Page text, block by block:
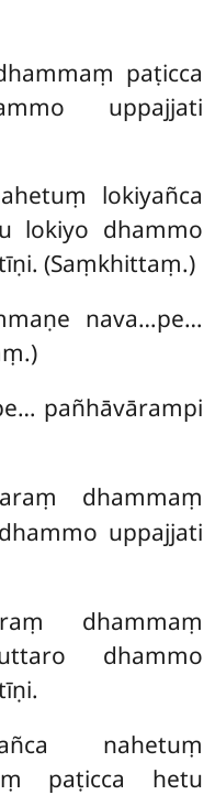
paṭicca
uppajjati
lokiyañca
lokiyo dhammo
(Saṃkhittaṃ.)
nava…pe…
pañhāvārampi
dhammaṃ
uppajjati
dhammaṃ
dhammo
nahetuṃ
paṭicca hetu